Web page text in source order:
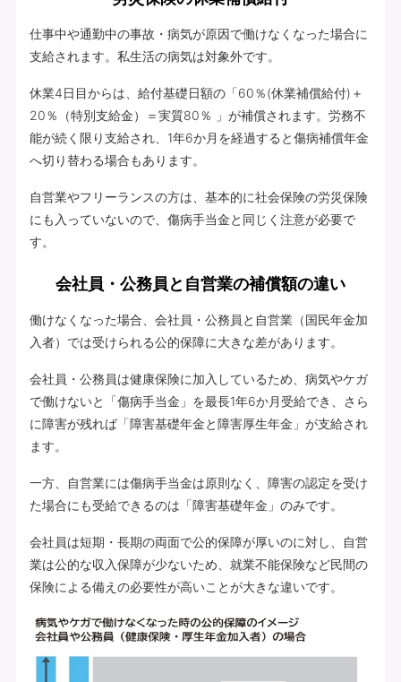
仕事中や通勤中の事故・病気が原因で働けなくなった場合に
支給されます。私生活の病気は対象外です。
休業4日目からは、給付基礎日額の「60％(休業補償給付)＋
20％（特別支給金）＝実質80％ 」が補償されます。労務不
能が続く限り支給され、1年6か月を経過すると傷病補償年金
へ切り替わる場合もあります。
自営業やフリーランスの方は、基本的に社会保険の労災保険
にも入っていないので、傷病手当金と同じく注意が必要で
す。
会社員・公務員と自営業の補償額の違い
働けなくなった場合、会社員・公務員と自営業（国民年金加
入者）では受けられる公的保障に大きな差があります。
会社員・公務員は健康保険に加入しているため、病気やケガ
で働けないと「傷病手当金」を最長1年6か月受給でき、さら
に障害が残れば「障害基礎年金と障害厚生年金」が支給され
ます。
一方、自営業には傷病手当金は原則なく、障害の認定を受け
た場合にも受給できるのは「障害基礎年金」のみです。
会社員は短期・長期の両面で公的保障が厚いのに対し、自営
業は公的な収入保障が少ないため、就業不能保険など民間の
保険による備えの必要性が高いことが大きな違いです。